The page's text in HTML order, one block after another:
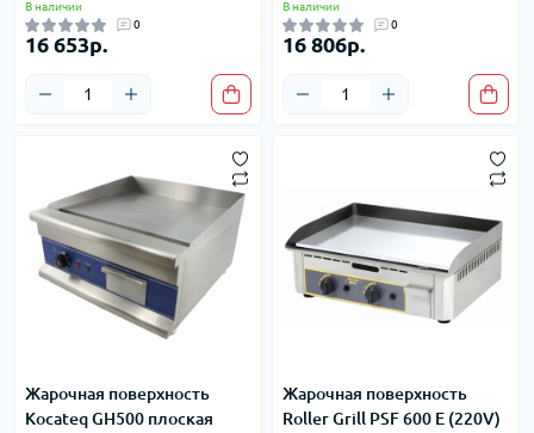
В наличии
0
16 653р.
В наличии
0
16 806р.
Жарочная поверхность
Kocateq GH500 плоская
Жарочная поверхность
Roller Grill PSF 600 E (220V)